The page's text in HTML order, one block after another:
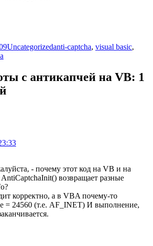
Uncategorizedanti-captcha, visual basic,
с антикапчей на VB: 1
- почему этот код на VB и на
возвращает разные
корректно, а в VBA почему-то
= 24560 (т.е. AF_INET) И выполнение,